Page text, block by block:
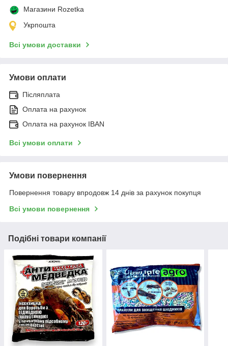
Магазини Rozetka
Укрпошта
Всі умови доставки
Умови оплати
Післяплата
Оплата на рахунок
Оплата на рахунок IBAN
Всі умови оплати
Умови повернення
Повернення товару впродовж 14 днів за рахунок покупця
Всі умови повернення
Подібні товари компанії